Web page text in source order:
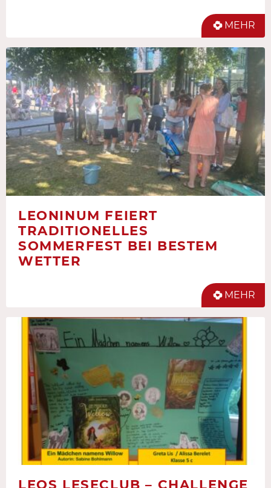
MEHR
LEONINUM FEIERT
TRADITIONELLES
SOMMERFEST BEI BESTEM
WETTER
MEHR
LEOS LESECLUB – CHALLENGE